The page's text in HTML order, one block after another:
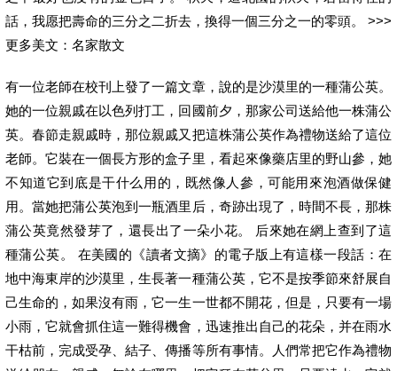
話，我愿把壽命的三分之二折去，換得一個三分之一的零頭。 >>>
更多美文：名家散文
有一位老師在校刊上發了一篇文章，說的是沙漠里的一種蒲公英。
她的一位親戚在以色列打工，回國前夕，那家公司送給他一株蒲公
英。春節走親戚時，那位親戚又把這株蒲公英作為禮物送給了這位
老師。它裝在一個長方形的盒子里，看起來像藥店里的野山參，她
不知道它到底是干什么用的，既然像人參，可能用來泡酒做保健
用。當她把蒲公英泡到一瓶酒里后，奇跡出現了，時間不長，那株
蒲公英竟然發芽了，還長出了一朵小花。 后來她在網上查到了這
種蒲公英。 在美國的《讀者文摘》的電子版上有這樣一段話：在
地中海東岸的沙漠里，生長著一種蒲公英，它不是按季節來舒展自
己生命的，如果沒有雨，它一生一世都不開花，但是，只要有一場
小雨，它就會抓住這一難得機會，迅速推出自己的花朵，并在雨水
干枯前，完成受孕、結子、傳播等所有事情。人們常把它作為禮物